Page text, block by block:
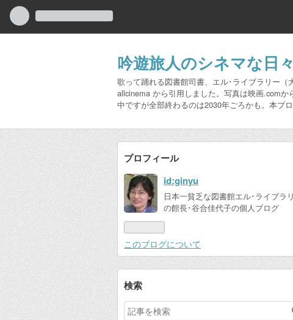
吟遊旅人のシネマな日々
歌って踊れる図書館司書、エル･ライブラリー
allcinema から引用しました。写真は映画.com
中ですが全部終わるのは2030年ごろかも。本ブ
プロフィール
id:ginyu
日本一貧乏な図書館エル･ライブラ
の館長･谷合佳代子の個人ブログ
このブログについて
検索